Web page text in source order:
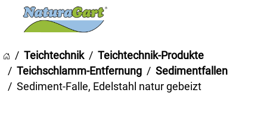
Teichtechnik
Teichtechnik-Produkte
Teichschlamm-Entfernung
Sedimentfallen
Sediment-Falle, Edelstahl natur gebeizt